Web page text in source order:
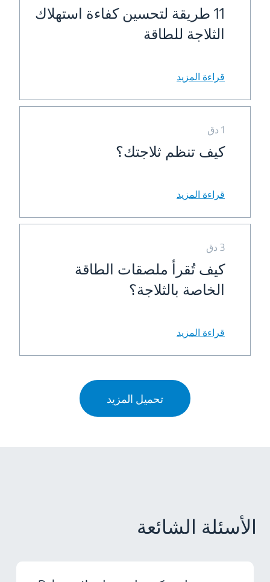
11 طريقة لتحسين كفاءة استهلاك
الثلاجة للطاقة
قراءة المزيد
1 دق
كيف تنظم ثلاجتك؟
قراءة المزيد
3 دق
كيف تُقرأ ملصقات الطاقة
الخاصة بالثلاجة؟
قراءة المزيد
تحميل المزيد
الأسئلة الشائعة